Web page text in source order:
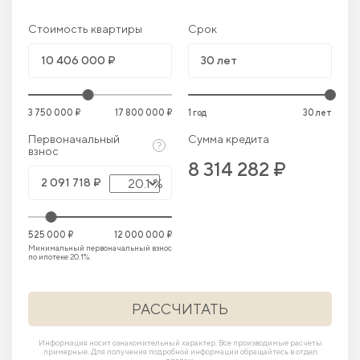
Стоимость квартиры
3 750 000 ₽ 17 800 000 ₽
Срок
1 год 30 лет
Первоначальный
взнос
20.1 %
525 000 ₽
12 000 000 ₽
Минимальный первоначальный взнос
по ипотеке 20.1%.
Сумма кредита
8 314 282 ₽
РАССЧИТАТЬ
Информация носит ознакомительный характер. Все производимые расчеты
примерные. Для получения подробной информации обращайтесь в отдел